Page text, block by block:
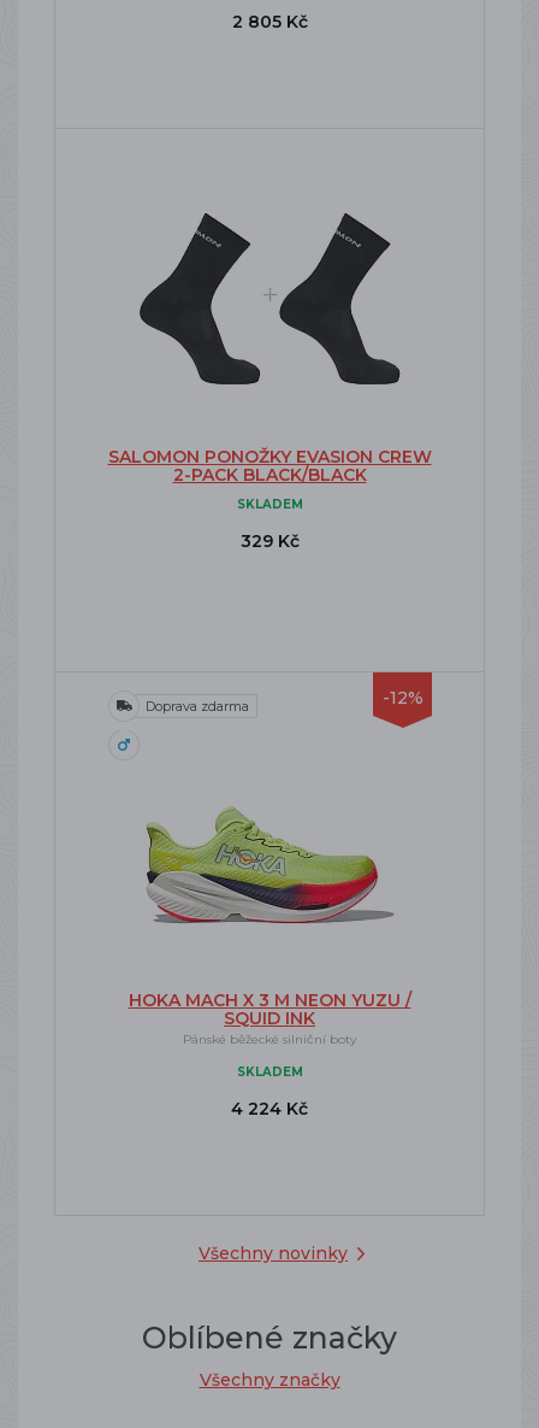
Všechny novinky
2 805 Kč
SALOMON PONOŽKY EVASION CREW
2-PACK BLACK/BLACK
SKLADEM
329 Kč
-12%
Doprava zdarma
HOKA MACH X 3 M NEON YUZU /
SQUID INK
Pánské běžecké silniční boty
SKLADEM
4 224 Kč
Oblíbené značky
Všechny značky